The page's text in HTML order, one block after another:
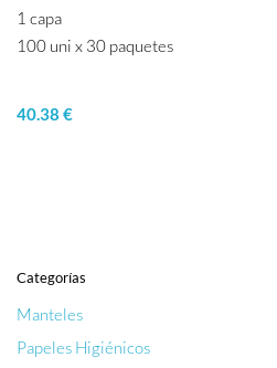
1 capa
100 uni x 30 paquetes
40.38 €
Categorías
Manteles
Papeles Higiénicos